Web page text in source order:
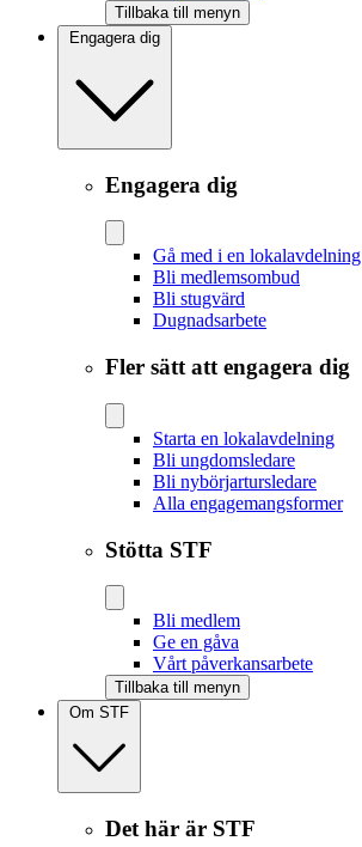
Tillbaka till menyn
Engagera dig
Engagera dig
Gå med i en lokalavdelning
Bli medlemsombud
Bli stugvärd
Dugnadsarbete
Fler sätt att engagera dig
Starta en lokalavdelning
Bli ungdomsledare
Bli nybörjartursledare
Alla engagemangsformer
Stötta STF
Bli medlem
Ge en gåva
Vårt påverkansarbete
Tillbaka till menyn
Om STF
Det här är STF